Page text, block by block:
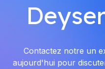
Contactez notre un
aujourd'hui pour